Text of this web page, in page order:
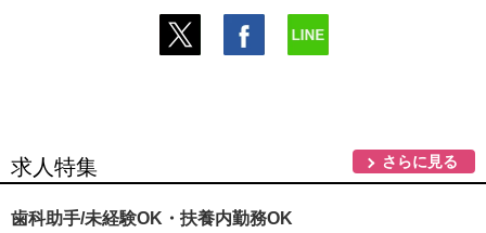
求人特集 さらに見る
歯科助手/未経験OK・扶養内勤務OK